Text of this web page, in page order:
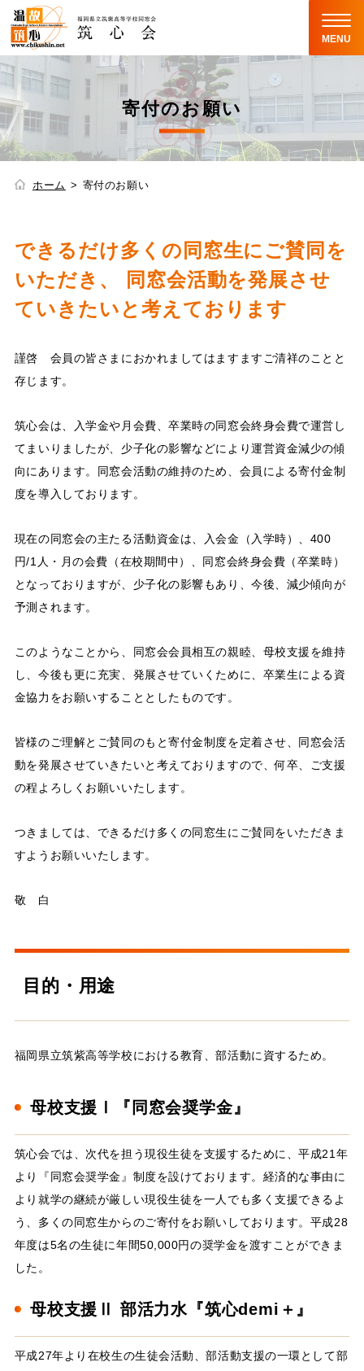
MENU
寄付のお願い
ホーム 寄付のお願い
できるだけ多くの同窓生にご賛同を
いただき、
同窓会活動を発展させ
ていきたいと考えております
謹啓 会員の皆さまにおかれましてはますますご清祥のことと
存じます。
筑心会は、入学金や月会費、卒業時の同窓会終身会費で運営し
てまいりましたが、少子化の影響などにより運営資金減少の傾
向にあります。同窓会活動の維持のため、会員による寄付金制
度を導入しております。
現在の同窓会の主たる活動資金は、入会金（入学時）、400
円/1人・月の会費（在校期間中）、同窓会終身会費（卒業時）
となっておりますが、少子化の影響もあり、今後、減少傾向が
予測されます。
このようなことから、同窓会会員相互の親睦、母校支援を維持
し、今後も更に充実、発展させていくために、卒業生による資
金協力をお願いすることとしたものです。
皆様のご理解とご賛同のもと寄付金制度を定着させ、同窓会活
動を発展させていきたいと考えておりますので、何卒、ご支援
の程よろしくお願いいたします。
つきましては、できるだけ多くの同窓生にご賛同をいただきま
すようお願いいたします。
敬 白
目的・用途
福岡県立筑紫高等学校における教育、部活動に資するため。
母校支援Ⅰ『同窓会奨学金』
筑心会では、次代を担う現役生徒を支援するために、平成21年
より『同窓会奨学金』制度を設けております。経済的な事由に
より就学の継続が厳しい現役生徒を一人でも多く支援できるよ
う、多くの同窓生からのご寄付をお願いしております。平成28
年度は5名の生徒に年間50,000円の奨学金を渡すことができま
した。
母校支援Ⅱ 部活力水『筑心demi＋』
平成27年より在校生の生徒会活動、部活動支援の一環として部